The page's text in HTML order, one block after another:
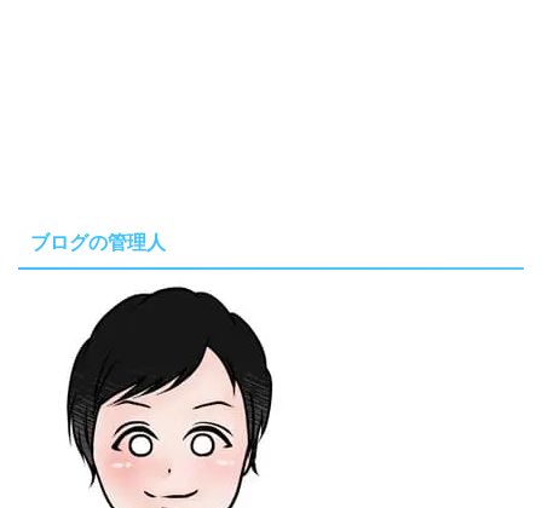
ブログの管理人